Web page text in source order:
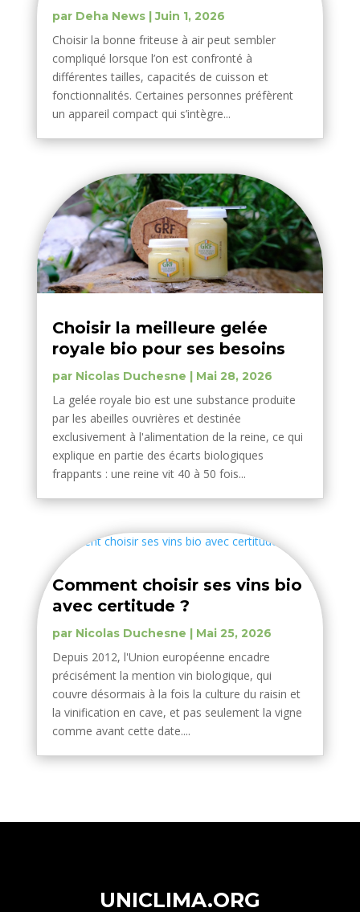
par Deha News|Juin 1, 2026
Choisir la bonne friteuse à air peut sembler
compliqué lorsque l’on est confronté à
différentes tailles, capacités de cuisson et
fonctionnalités. Certaines personnes préfèrent
un appareil compact qui s’intègre...
Choisir la meilleure gelée
royale bio pour ses besoins
par Nicolas Duchesne | Mai 28, 2026
La gelée royale bio est une substance produite
par les abeilles ouvrières et destinée
exclusivement à l'alimentation de la reine, ce qui
explique en partie des écarts biologiques
frappants : une reine vit 40 à 50 fois...
Comment choisir ses vins bio
avec certitude ?
par Nicolas Duchesne | Mai 25, 2026
Depuis 2012, l'Union européenne encadre
précisément la mention vin biologique, qui
couvre désormais à la fois la culture du raisin et
la vinification en cave, et pas seulement la vigne
comme avant cette date....
UNICLIMA.ORG